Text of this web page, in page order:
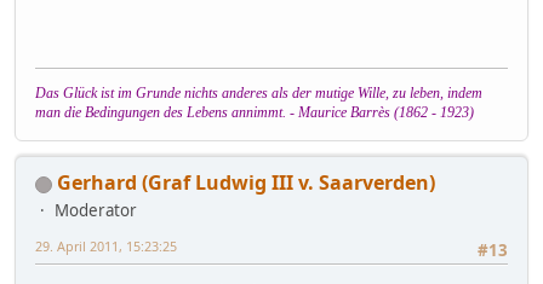
Das Glück ist im Grunde nichts anderes als der mutige Wille, zu leben, indem
man die Bedingungen des Lebens annimmt. - Maurice Barrès (1862 - 1923)
Gerhard (Graf Ludwig III v. Saarverden)
Moderator
#13
29. April 2011, 15:23:25